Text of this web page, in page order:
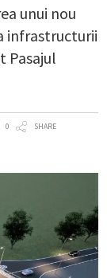
unui nou
infrastructurii
Pasajul
0 SHARE